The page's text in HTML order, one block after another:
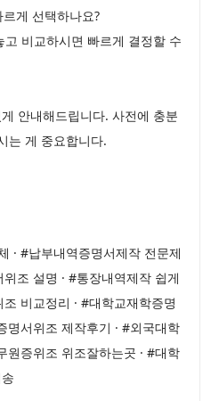
게 선택하나요?
비교하시면 빠르게 결정할 수
안내해드립니다. 사전에 충분
는 게 중요합니다.
· #납부내역증명서제작 전문제
조 설명 · #통장내역제작 쉽게
비교정리 · #대학교재학증명
명서위조 제작후기 · #외국대학
원증위조 위조잘하는곳 · #대학